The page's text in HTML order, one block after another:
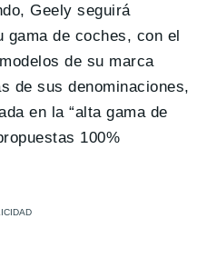
Geely seguirá
gama de coches, con el
de su marca
de sus denominaciones,
en la “alta gama de
100%